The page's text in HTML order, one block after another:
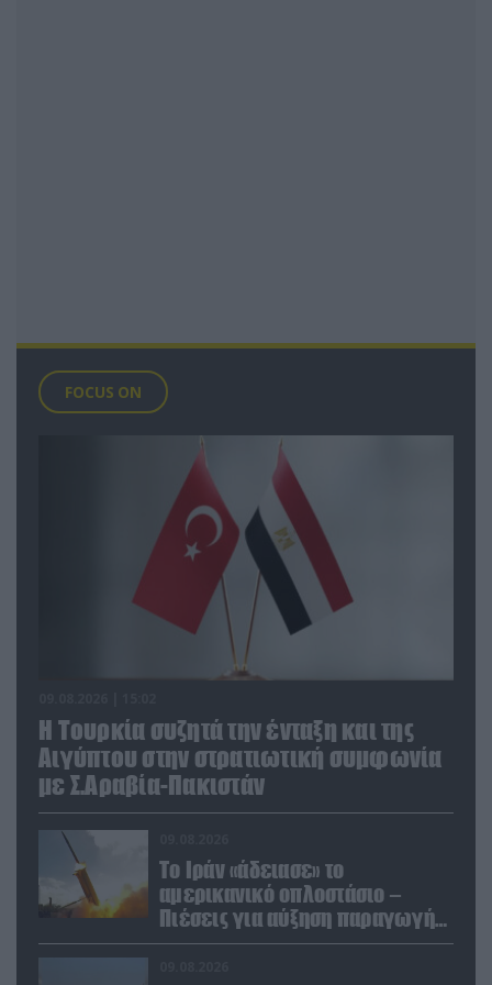
FOCUS ON
Η Τουρκία συζητά την ένταξη και της
Αιγύπτου στην στρατιωτική συμφωνία
με Σ.Αραβία-Πακιστάν
Το Ιράν «άδειασε» το
αμερικανικό οπλοστάσιο –
Πιέσεις για αύξηση παραγωγής
Patriot και THAAD